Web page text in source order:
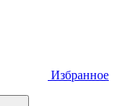
Избранное